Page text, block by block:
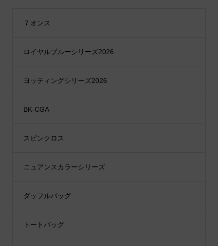
７オンス
ロイヤルブルーシリーズ2026
ヨッティングシリーズ2026
BK-CGA
スピンクロス
ニュアンスカラーシリーズ
ダッフルバッグ
トートバッグ